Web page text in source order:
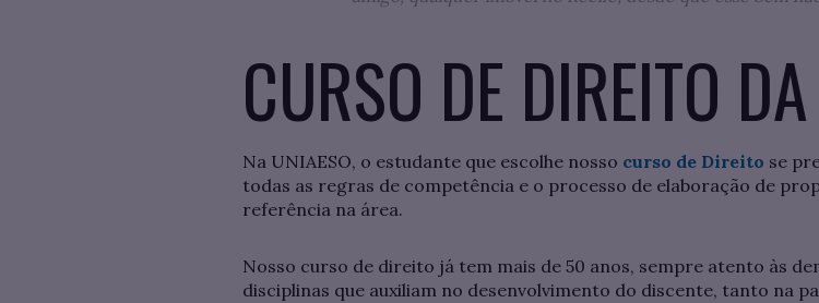
CURSO DE DIREITO
Na UNIAESO, o estudante que escolhe nosso curso de Direito se
todas as regras de competência e o processo de elaboração de
referência na área.
Nosso curso de direito já tem mais de 50 anos, sempre atento às
disciplinas que auxiliam no desenvolvimento do discente, tanto na